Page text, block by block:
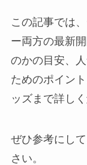
この記事では
ー両方の最新
のかの目安、
ためのポイン
ッズまで詳し
ぜひ参考にし
さい。